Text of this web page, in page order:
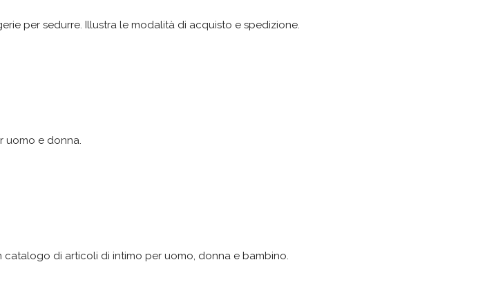
per sedurre. Illustra le modalità di acquisto e spedizione.
uomo e donna.
di articoli di intimo per uomo, donna e bambino.